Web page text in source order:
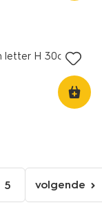
letter H 30cm
5
pagina
volgende